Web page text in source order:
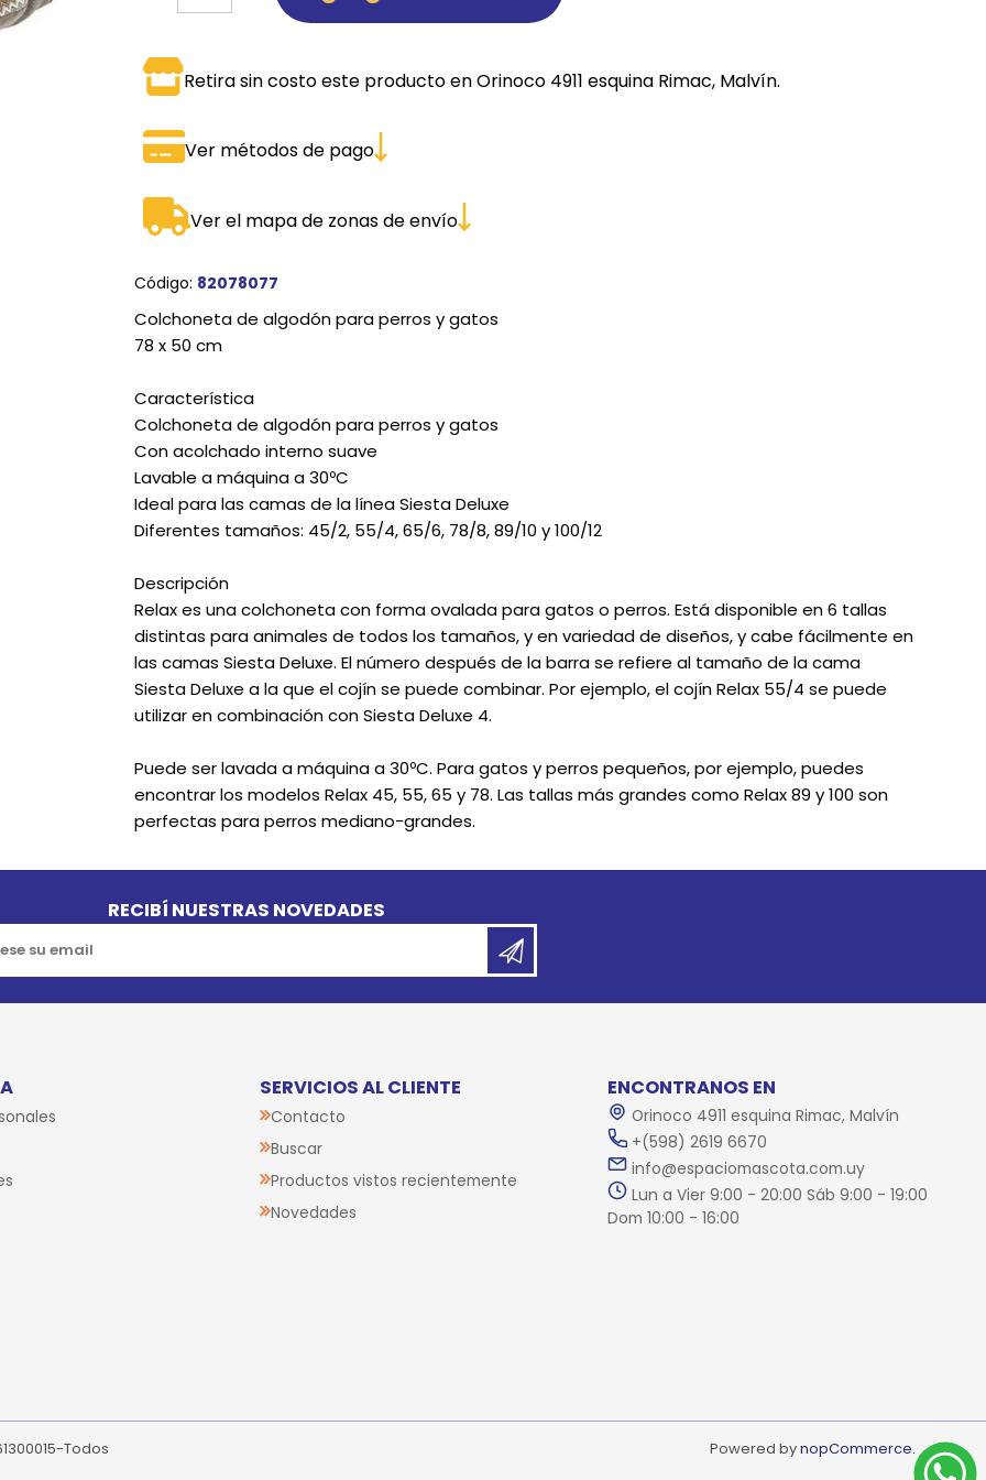
THREE DOGS
Ver todas
Retira sin costo este producto en Orinoco 4911 esquina Rimac, Malvín.
Ver métodos de pago
Ver el mapa de zonas de envío
Código: 82078077
Colchoneta de algodón para perros y gatos
78 x 50 cm
Característica
Colchoneta de algodón para perros y gatos
Con acolchado interno suave
Lavable a máquina a 30ºC
Ideal para las camas de la línea Siesta Deluxe
Diferentes tamaños: 45/2, 55/4, 65/6, 78/8, 89/10 y 100/12
Descripción
Relax es una colchoneta con forma ovalada para gatos o perros. Está disponible en 6 tallas
distintas para animales de todos los tamaños, y en variedad de diseños, y cabe fácilmente en
las camas Siesta Deluxe. El número después de la barra se refiere al tamaño de la cama
Siesta Deluxe a la que el cojín se puede combinar. Por ejemplo, el cojín Relax 55/4 se puede
utilizar en combinación con Siesta Deluxe 4.
Puede ser lavada a máquina a 30ºC. Para gatos y perros pequeños, por ejemplo, puedes
encontrar los modelos Relax 45, 55, 65 y 78. Las tallas más grandes como Relax 89 y 100 son
perfectas para perros mediano-grandes.
RECIBÍ NUESTRAS NOVEDADES
SERVICIOS AL CLIENTE
Contacto
Buscar
Productos vistos recientemente
Novedades
ENCONTRANOS EN
Orinoco 4911 esquina Rimac, Malvín
+(598) 2619 6670
info@espaciomascota.com.uy
Lun a Vier 9:00 - 20:00 Sáb 9:00 - 19:00
Dom 10:00 - 16:00
Todos
Powered bynopCommerce.